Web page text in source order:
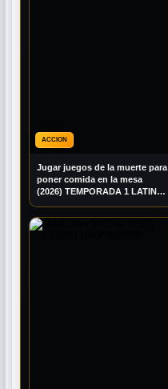
ACCION
Jugar juegos de la muerte para
poner comida en la mesa
(2026) TEMPORADA 1 LATINO